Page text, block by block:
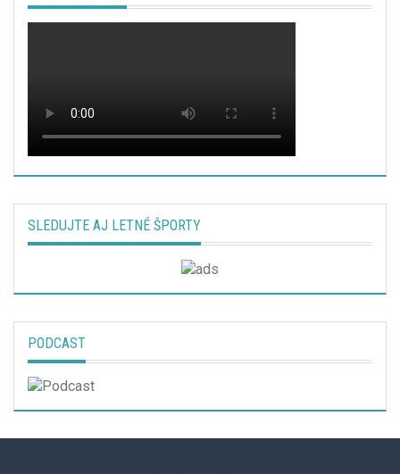
SLEDUJTE AJ LETNÉ ŠPORTY
PODCAST